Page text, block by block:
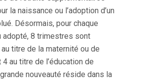
la naissance ou l’adoption d’un
Désormais, pour chaque
adopté, 8 trimestres sont
titre de la maternité ou de
4 au titre de l’éducation de
grande nouveauté réside dans la